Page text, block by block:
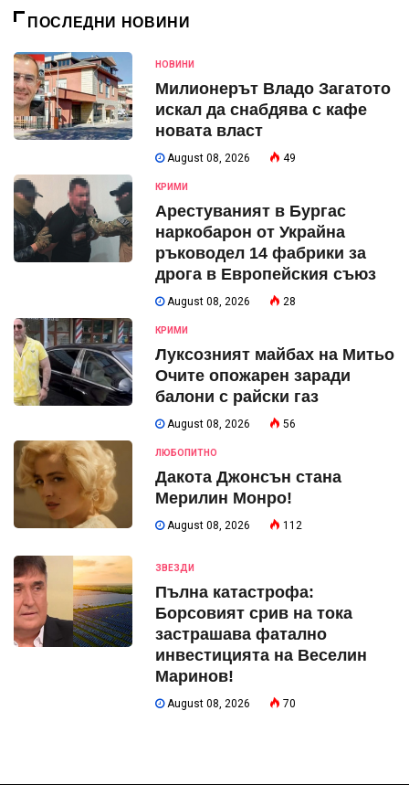
ПОСЛЕДНИ НОВИНИ
НОВИНИ
Милионерът Владо Загатото
искал да снабдява с кафе
новата власт
August 08, 2026 49
КРИМИ
Арестуваният в Бургас
наркобарон от Украйна
ръководел 14 фабрики за
дрога в Европейския съюз
August 08, 2026 28
КРИМИ
Луксозният майбах на Митьо
Очите опожарен заради
балони с райски газ
August 08, 2026 56
ЛЮБОПИТНО
Дакота Джонсън стана
Мерилин Монро!
August 08, 2026 112
ЗВЕЗДИ
Пълна катастрофа:
Борсовият срив на тока
застрашава фатално
инвестицията на Веселин
Маринов!
August 08, 2026 70